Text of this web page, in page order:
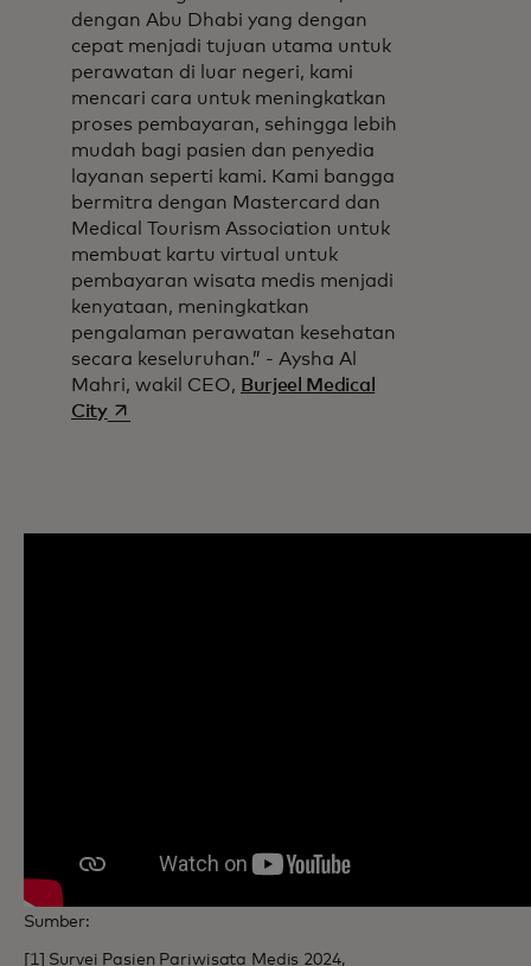
dengan Abu Dhabi yang dengan
cepat menjadi tujuan utama untuk
perawatan di luar negeri, kami
mencari cara untuk meningkatkan
proses pembayaran, sehingga lebih
mudah bagi pasien dan penyedia
layanan seperti kami. Kami bangga
bermitra dengan Mastercard dan
Medical Tourism Association untuk
membuat kartu virtual untuk
pembayaran wisata medis menjadi
kenyataan, meningkatkan
pengalaman perawatan kesehatan
secara keseluruhan.” - Aysha Al
Mahri, wakil CEO, Burjeel Medical
Cityopens in a new tab
Sumber:
[1] Survei Pasien Pariwisata Medis 2024,